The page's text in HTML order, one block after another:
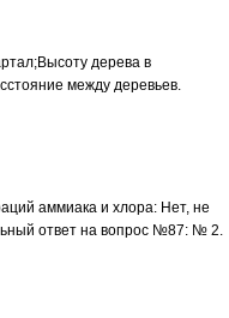
дерева в
между деревьев.
аммиака и хлора: Нет, не
ответ на вопрос №87: № 2.